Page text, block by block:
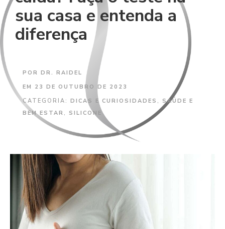
sua casa e entenda a
diferença
POR DR. RAIDEL
EM 23 DE OUTUBRO DE 2023
CATEGORIA: DICAS E CURIOSIDADES , SAÚDE E
BEM ESTAR , SILICONE